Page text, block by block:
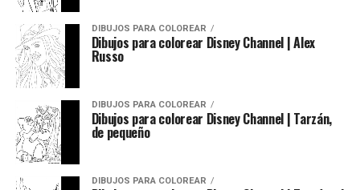
DIBUJOS PARA COLOREAR
Dibujos para colorear Disney Channel | Alex
Russo
DIBUJOS PARA COLOREAR
Dibujos para colorear Disney Channel | Tarzán,
de pequeño
DIBUJOS PARA COLOREAR